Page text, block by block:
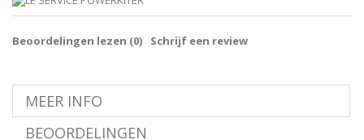
Beoordelingen lezen (0) Schrijf een review
MEER INFO
BEOORDELINGEN